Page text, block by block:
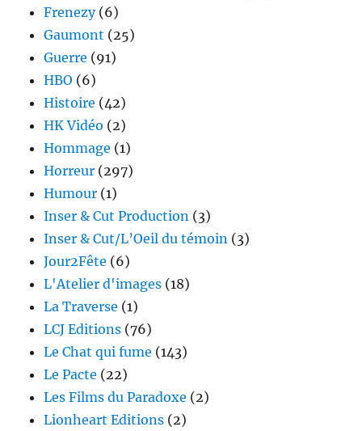
Frenezy(6)
Gaumont (25)
Guerre (91)
HBO (6)
Histoire (42)
HK Vidéo (2)
Hommage (1)
Horreur (297)
Humour (1)
Inser & Cut Production (3)
Inser & Cut/L’Oeil du témoin (3)
Jour2Fête (6)
L'Atelier d'images (18)
La Traverse (1)
LCJ Editions (76)
Le Chat qui fume (143)
Le Pacte (22)
Les Films du Paradoxe (2)
Lionheart Editions (2)